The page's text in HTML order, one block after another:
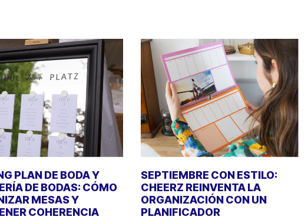
PLAN DE BODA Y
DE BODAS: CÓMO
MESAS Y
COHERENCIA
SEPTIEMBRE CON ESTILO:
CHEERZ REINVENTA LA
ORGANIZACIÓN CON UN
PLANIFICADOR